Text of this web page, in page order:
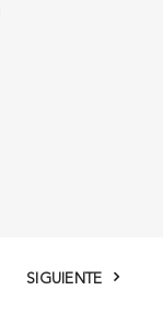
SIGUIENTE